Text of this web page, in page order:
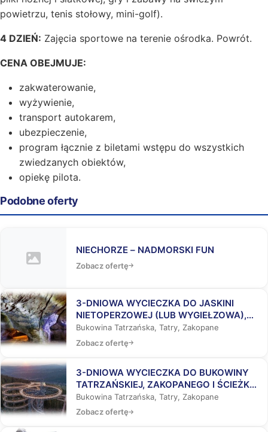
powietrzu, tenis stołowy, mini-golf).
4 DZIEŃ: Zajęcia sportowe na terenie ośrodka. Powrót.
CENA OBEJMUJE:
zakwaterowanie,
wyżywienie,
transport autokarem,
ubezpieczenie,
program łącznie z biletami wstępu do wszystkich
zwiedzanych obiektów,
opiekę pilota.
Podobne oferty
NIECHORZE – NADMORSKI FUN
Zobacz ofertę
3-DNIOWA WYCIECZKA DO JASKINI
NIETOPERZOWEJ (LUB WYGIEŁZOWA),
BUKOWINY TATRZAŃSKIEJ I
ZAKOPANEGO
Bukowina Tatrzańska, Tatry, Zakopane
Zobacz ofertę
3-DNIOWA WYCIECZKA DO BUKOWINY
TATRZAŃSKIEJ, ZAKOPANEGO I ŚCIEŻKĄ
WŚRÓD KORON DRZEW
Bukowina Tatrzańska, Tatry, Zakopane
Zobacz ofertę